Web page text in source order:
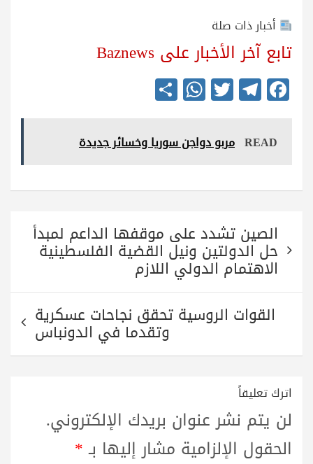
أخبار ذات صلة
تابع آخر الأخبار على Baznews
Fa
ce
bo
ok
Te
le
gr
a
m
T
wi
tte
r
W
ha
ts
A
pp
re READ مربو دواجن سوريا وخسائر جديدة
تصفّح
المقالات
الصين تشدد على موقفها الداعم لمبدأ
حل الدولتين ونيل القضية الفلسطينية
الاهتمام الدولي اللازم
القوات الروسية تحقق نجاحات عسكرية
وتقدما في الدونباس
اترك تعليقاً
لن يتم نشر عنوان بريدك الإلكتروني.
الحقول الإلزامية مشار إليها بـ*